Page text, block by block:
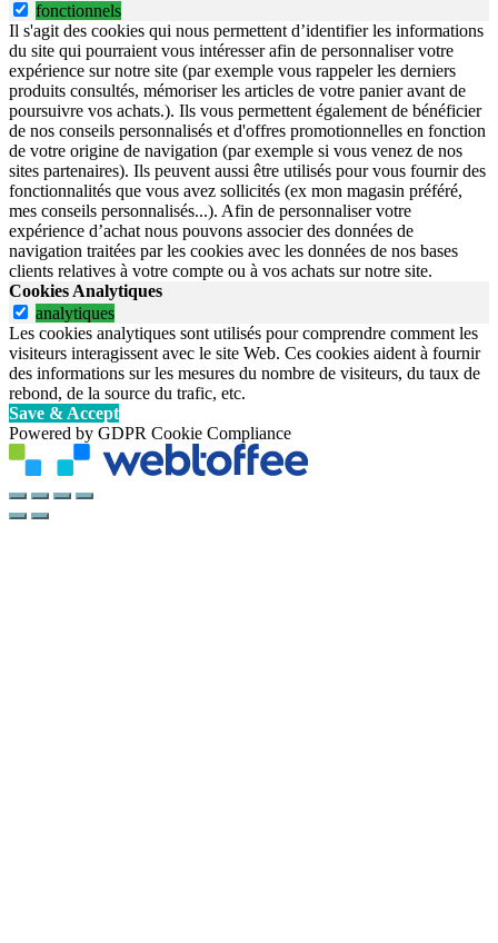
fonctionnels
Il s'agit des cookies qui nous permettent d’identifier les informations
du site qui pourraient vous intéresser afin de personnaliser votre
expérience sur notre site (par exemple vous rappeler les derniers
produits consultés, mémoriser les articles de votre panier avant de
poursuivre vos achats.). Ils vous permettent également de bénéficier
de nos conseils personnalisés et d'offres promotionnelles en fonction
de votre origine de navigation (par exemple si vous venez de nos
sites partenaires). Ils peuvent aussi être utilisés pour vous fournir des
fonctionnalités que vous avez sollicités (ex mon magasin préféré,
mes conseils personnalisés...). Afin de personnaliser votre
expérience d’achat nous pouvons associer des données de
navigation traitées par les cookies avec les données de nos bases
clients relatives à votre compte ou à vos achats sur notre site.
Cookies Analytiques
analytiques
Les cookies analytiques sont utilisés pour comprendre comment les
visiteurs interagissent avec le site Web. Ces cookies aident à fournir
des informations sur les mesures du nombre de visiteurs, du taux de
rebond, de la source du trafic, etc.
Save & Accept
Powered by GDPR Cookie Compliance